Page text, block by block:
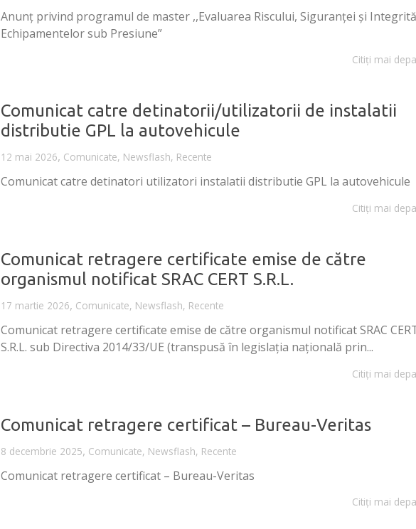
Anunţ privind programul de master ,,Evaluarea Riscului, Siguranţei şi
Echipamentelor sub Presiune”
Citiți mai
Comunicat catre detinatorii/utilizatorii de instalatii
distributie GPL la autovehicule
12 mai 2026, Comunicate, Newsflash, Recente
Comunicat catre detinatori utilizatori instalatii distributie GPL la autovehicule
Citiți mai
Comunicat retragere certificate emise de către
organismul notificat SRAC CERT S.R.L.
17 martie 2026, Comunicate, Newsflash, Recente
Comunicat retragere certificate emise de către organismul notificat SRAC
S.R.L. sub Directiva 2014/33/UE (transpusă în legislația națională prin...
Citiți mai
Comunicat retragere certificat – Bureau-Veritas
8 decembrie 2025, Comunicate, Newsflash, Recente
Comunicat retragere certificat – Bureau-Veritas
Citiți mai